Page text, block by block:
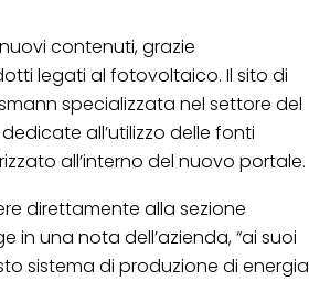
contenuti, grazie
legati al fotovoltaico. Il sito di
specializzata nel settore del
all’utilizzo delle fonti
all’interno del nuovo portale.
direttamente alla sezione
una nota dell’azienda, “ai suoi
sistema di produzione di energia